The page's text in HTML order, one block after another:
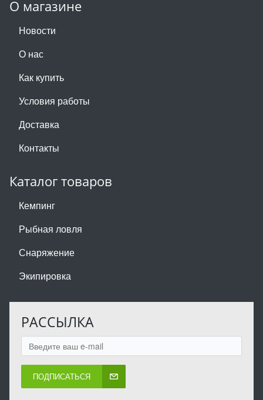
О магазине
Новости
О нас
Как купить
Условия работы
Доставка
Контакты
Каталог товаров
Кемпинг
Рыбная ловля
Снаряжение
Экипировка
РАССЫЛКА
ПОДПИСАТЬСЯ